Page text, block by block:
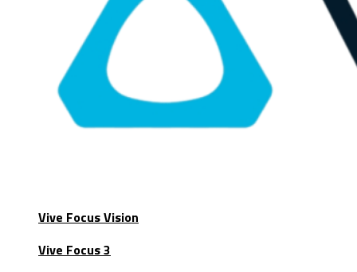
Vive Focus Vision
Vive Focus 3